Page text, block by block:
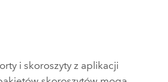
i skoroszyty z aplikacji